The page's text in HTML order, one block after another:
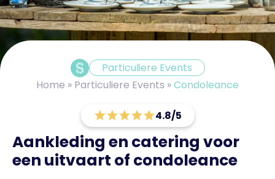
Particuliere Events
Home » Particuliere Events »Condoleance
4.8/5
Aankleding en catering voor
een uitvaart of condoleance